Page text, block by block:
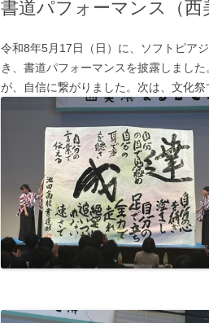
生徒指導ガイドライン
契約情報
岐阜県職員倫理憲章
アクセス
岐阜県立学校体育施設開放につい
その他
書道パフォーマンス（西
令和8年5月17日（日）に、ソフトピア
き、書道パフォーマンスを披露しまし
が、自信に繋がりました。次は、文化